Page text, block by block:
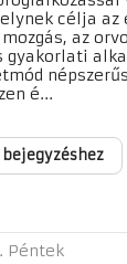
célja az
az
é...
Péntek